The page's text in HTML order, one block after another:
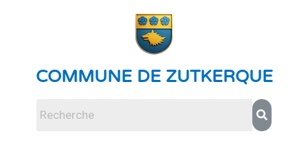
COMMUNE DE ZUTKERQUE